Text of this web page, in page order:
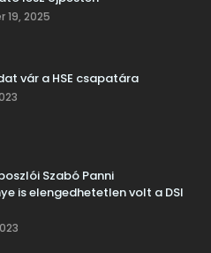
19, 2025
vár a HSE csapatára
Szabó Panni
is elengedhetetlen volt a DSI